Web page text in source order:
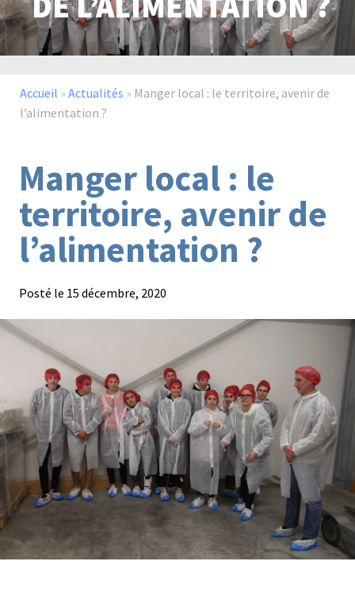
vivant
la
Trouver
sa
voie
Accueil »Actualités » Manger local : le territoire, avenir de
l’alimentation ?
Manger local : le
territoire, avenir de
l’alimentation ?
Posté le 15 décembre, 2020